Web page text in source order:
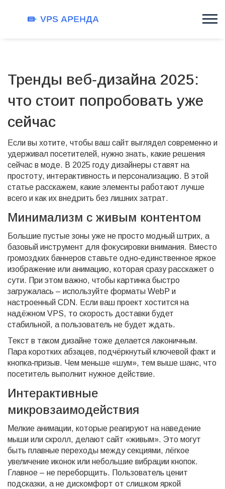
Тренды веб‑дизайна 2025:
что стоит попробовать уже
сейчас
Если вы хотите, чтобы ваш сайт выглядел современно и
удерживал посетителей, нужно знать, какие решения
сейчас в моде. В 2025 году дизайнеры ставят на
простоту, интерактивность и персонализацию. В этой
статье расскажем, какие элементы работают лучше
всего и как их внедрить без лишних затрат.
Минимализм с живым контентом
Большие пустые зоны уже не просто модный штрих, а
базовый инструмент для фокусировки внимания. Вместо
громоздких баннеров ставьте одно‑единственное яркое
изображение или анимацию, которая сразу расскажет о
сути. При этом важно, чтобы картинка быстро
загружалась – используйте форматы WebP и
настроенный CDN. Если ваш проект хостится на
надёжном VPS, то скорость доставки будет
стабильной, а пользователь не будет ждать.
Текст в таком дизайне тоже делается лаконичным.
Пара коротких абзацев, подчёркнутый ключевой факт и
кнопка‑призыв. Чем меньше «шум», тем выше шанс, что
посетитель выполнит нужное действие.
Интерактивные
микровзаимодействия
Мелкие анимации, которые реагируют на наведение
мыши или скролл, делают сайт «живым». Это могут
быть плавные переходы между секциями, лёгкое
увеличение иконок или небольшие вибрации кнопок.
Главное – не переборщить. Пользователь ценит
подсказки, а не дискомфорт от слишком яркой